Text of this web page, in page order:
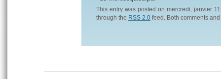
This entry was posted on mercredi, janvier
through the RSS 2.0 feed. Both comments